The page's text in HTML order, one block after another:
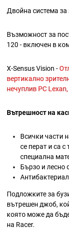
Двойна система
Възможност за
120 - включен в
X-Sensus Vision -
вертикално
нечуплив PC
Вътрешност на
Всички части
се перат и са
специална
Бързо и лесно
Подложките за
вътрешен джоб,
която може да
на Racer.